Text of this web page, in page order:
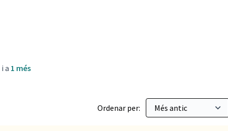
i a 1 més
Ordenar per: